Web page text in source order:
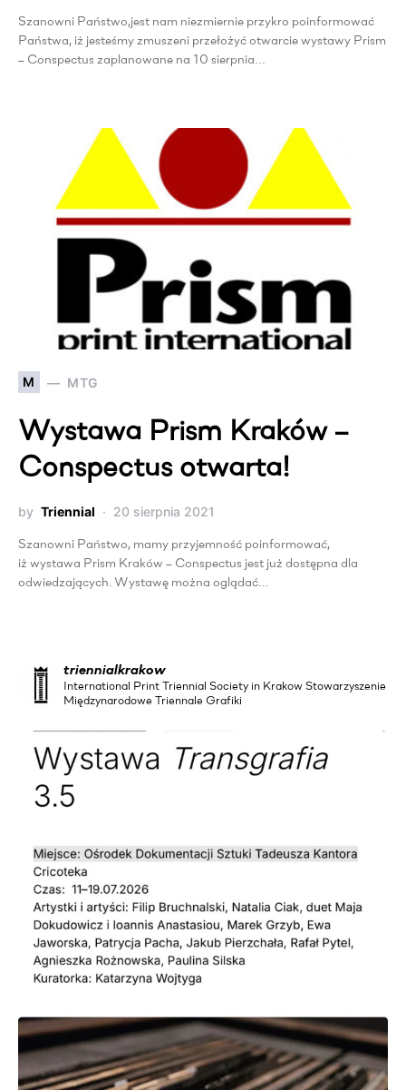
Szanowni Państwo,jest nam niezmiernie przykro poinformować
Państwa, iż jesteśmy zmuszeni przełożyć otwarcie wystawy Prism
– Conspectus zaplanowane na 10 sierpnia…
M MTG
Wystawa Prism Kraków –
Conspectus otwarta!
by Triennial 20 sierpnia 2021
Szanowni Państwo, mamy przyjemność poinformować,
iż wystawa Prism Kraków – Conspectus jest już dostępna dla
odwiedzających. Wystawę można oglądać…
triennialkrakow
International Print Triennial Society in Krakow Stowarzyszenie
Międzynarodowe Triennale Grafiki